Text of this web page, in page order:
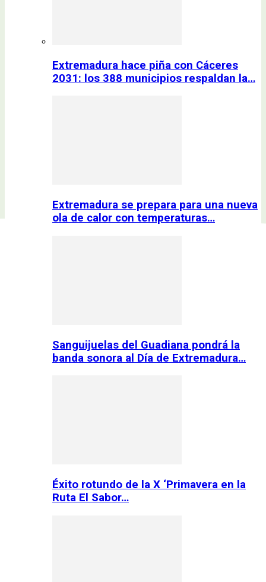
Extremadura hace piña con Cáceres
2031: los 388 municipios respaldan la…
Extremadura se prepara para una nueva
ola de calor con temperaturas…
Sanguijuelas del Guadiana pondrá la
banda sonora al Día de Extremadura…
Éxito rotundo de la X ‘Primavera en la
Ruta El Sabor…